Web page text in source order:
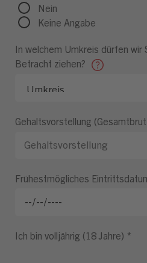
Nein
Keine Angabe
In welchem Umkreis dürfen wir
Betracht ziehen?
Gehaltsvorstellung
Frühestmögliches
Ich bin volljährig (18 Jahre) *